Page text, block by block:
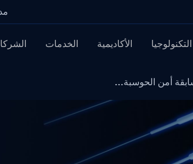
التكنولوجيا الأكاديمية الخدمات